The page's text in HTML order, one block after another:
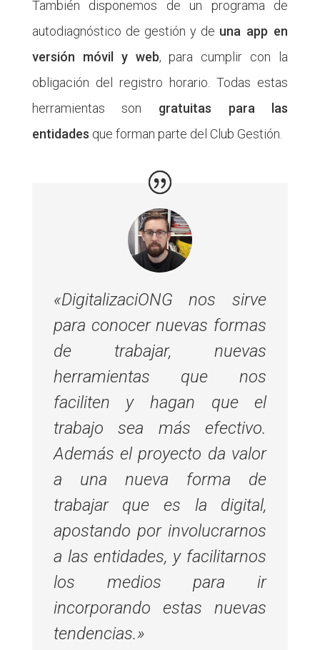
También disponemos de un programa de
autodiagnóstico de gestión y de una app en
versión móvil y web, para cumplir con la
obligación del registro horario. Todas estas
herramientas son gratuitas para las
entidades que forman parte del Club Gestión.
«DigitalizaciONG nos sirve
para conocer nuevas formas
de trabajar, nuevas
herramientas que nos
faciliten y hagan que el
trabajo sea más efectivo.
Además el proyecto da valor
a una nueva forma de
trabajar que es la digital,
apostando por involucrarnos
a las entidades, y facilitarnos
los medios para ir
incorporando estas nuevas
tendencias.»